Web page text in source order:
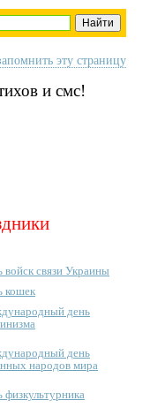
эту страницу
и смс!
войск связи Украины
кошек
день
день
народов мира
физкультурника